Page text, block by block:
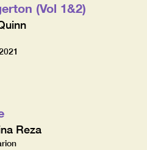
(Vol 1&2)
Reza